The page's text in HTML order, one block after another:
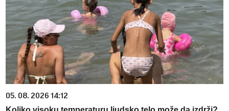
05. 08. 2026 14:12